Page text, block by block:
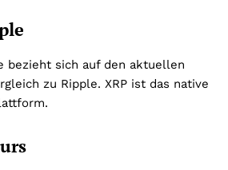
bezieht sich auf den aktuellen
zu Ripple. XRP ist das native